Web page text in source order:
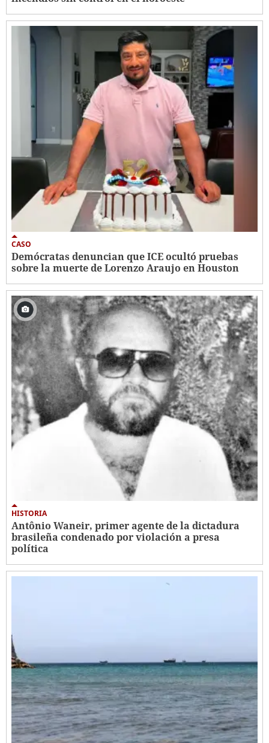
CASO
Demócratas denuncian que ICE ocultó pruebas
sobre la muerte de Lorenzo Araujo en Houston
HISTORIA
Antônio Waneir, primer agente de la dictadura
brasileña condenado por violación a presa
política